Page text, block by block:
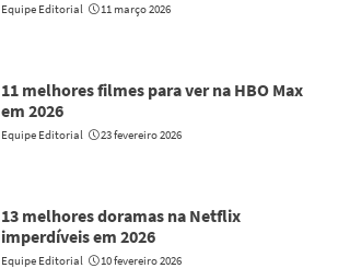
Equipe Editorial 11 março 2026
11 melhores filmes para ver na HBO Max
em 2026
Equipe Editorial 23 fevereiro 2026
13 melhores doramas na Netflix
imperdíveis em 2026
Equipe Editorial 10 fevereiro 2026